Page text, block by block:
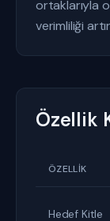
ortaklarıyla
verimliliği
Özellik
ÖZELLIK
Hedef Kitle